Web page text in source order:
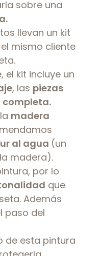
sobre una
llevan un kit
mismo cliente
el kit incluye un
, las piezas
madera
al agua (un
madera).
por lo
que
Además
paso del
de esta pintura